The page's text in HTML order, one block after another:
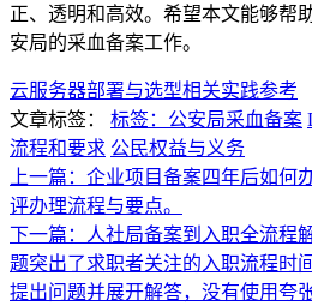
正、透明和高效。希望本文能够帮
安局的采血备案工作。
云服务器部署与选型相关实践参考
文章标签：
标签：公安局采血备案
流程和要求 公民权益与义务
上一篇：企业项目备案四年后如何
评办理流程与要点。
下一篇：人社局备案到入职全流程
题突出了求职者关注的入职流程时
提出问题并展开解答，没有使用夸